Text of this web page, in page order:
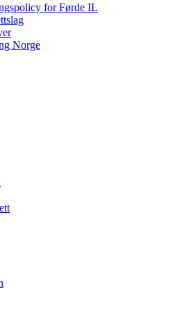
for Førde IL
Norge